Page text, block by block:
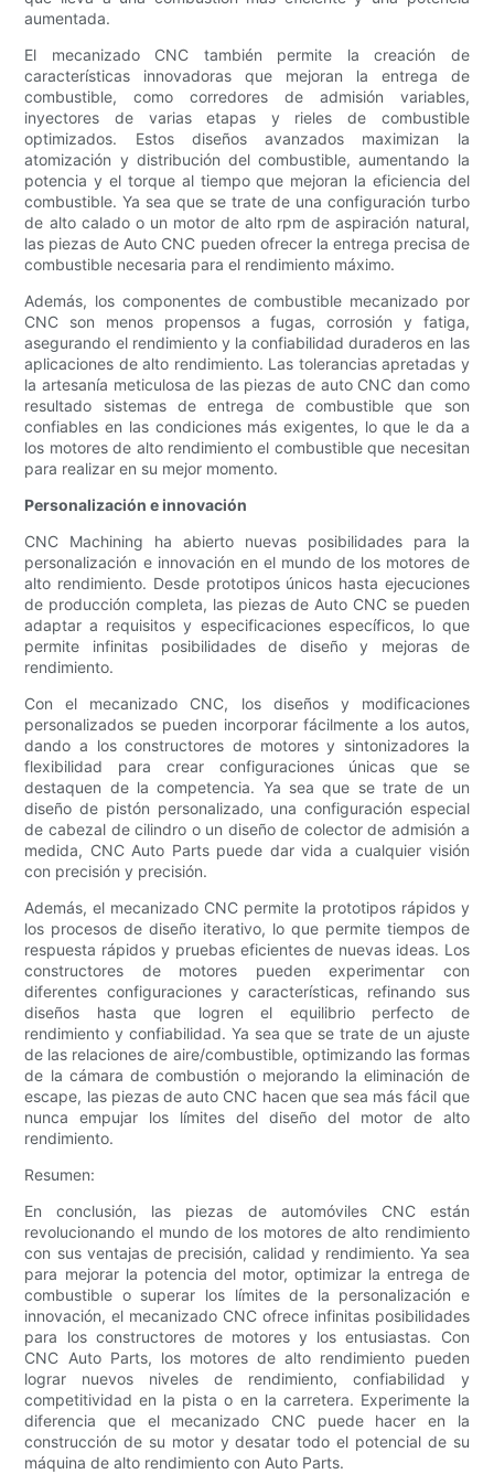
aumentada.
El mecanizado CNC también permite la creación de
características innovadoras que mejoran la entrega de
combustible, como corredores de admisión variables,
inyectores de varias etapas y rieles de combustible
optimizados. Estos diseños avanzados maximizan la
atomización y distribución del combustible, aumentando la
potencia y el torque al tiempo que mejoran la eficiencia del
combustible. Ya sea que se trate de una configuración turbo
de alto calado o un motor de alto rpm de aspiración natural,
las piezas de Auto CNC pueden ofrecer la entrega precisa de
combustible necesaria para el rendimiento máximo.
Además, los componentes de combustible mecanizado por
CNC son menos propensos a fugas, corrosión y fatiga,
asegurando el rendimiento y la confiabilidad duraderos en las
aplicaciones de alto rendimiento. Las tolerancias apretadas y
la artesanía meticulosa de las piezas de auto CNC dan como
resultado sistemas de entrega de combustible que son
confiables en las condiciones más exigentes, lo que le da a
los motores de alto rendimiento el combustible que necesitan
para realizar en su mejor momento.
Personalización e innovación
CNC Machining ha abierto nuevas posibilidades para la
personalización e innovación en el mundo de los motores de
alto rendimiento. Desde prototipos únicos hasta ejecuciones
de producción completa, las piezas de Auto CNC se pueden
adaptar a requisitos y especificaciones específicos, lo que
permite infinitas posibilidades de diseño y mejoras de
rendimiento.
Con el mecanizado CNC, los diseños y modificaciones
personalizados se pueden incorporar fácilmente a los autos,
dando a los constructores de motores y sintonizadores la
flexibilidad para crear configuraciones únicas que se
destaquen de la competencia. Ya sea que se trate de un
diseño de pistón personalizado, una configuración especial
de cabezal de cilindro o un diseño de colector de admisión a
medida, CNC Auto Parts puede dar vida a cualquier visión
con precisión y precisión.
Además, el mecanizado CNC permite la prototipos rápidos y
los procesos de diseño iterativo, lo que permite tiempos de
respuesta rápidos y pruebas eficientes de nuevas ideas. Los
constructores de motores pueden experimentar con
diferentes configuraciones y características, refinando sus
diseños hasta que logren el equilibrio perfecto de
rendimiento y confiabilidad. Ya sea que se trate de un ajuste
de las relaciones de aire/combustible, optimizando las formas
de la cámara de combustión o mejorando la eliminación de
escape, las piezas de auto CNC hacen que sea más fácil que
nunca empujar los límites del diseño del motor de alto
rendimiento.
Resumen:
En conclusión, las piezas de automóviles CNC están
revolucionando el mundo de los motores de alto rendimiento
con sus ventajas de precisión, calidad y rendimiento. Ya sea
para mejorar la potencia del motor, optimizar la entrega de
combustible o superar los límites de la personalización e
innovación, el mecanizado CNC ofrece infinitas posibilidades
para los constructores de motores y los entusiastas. Con
CNC Auto Parts, los motores de alto rendimiento pueden
lograr nuevos niveles de rendimiento, confiabilidad y
competitividad en la pista o en la carretera. Experimente la
diferencia que el mecanizado CNC puede hacer en la
construcción de su motor y desatar todo el potencial de su
máquina de alto rendimiento con Auto Parts.